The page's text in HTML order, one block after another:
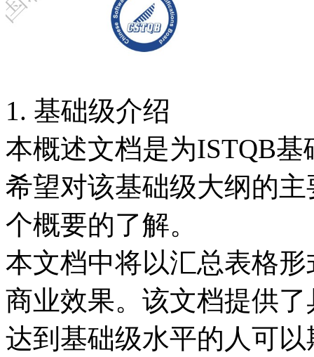
1. 基础级介绍
本概述文档是为ISTQB
希望对该基础级大纲的
个概要的了解。
本文档中将以汇总表格
商业效果。该文档提供
达到基础级水平的人可